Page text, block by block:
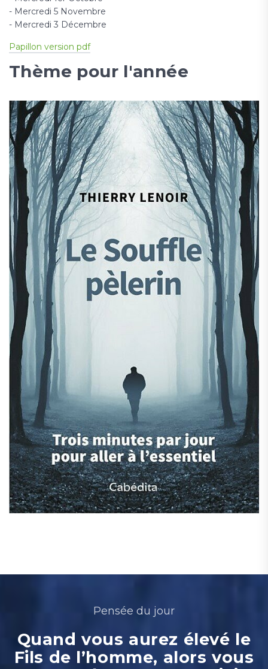
- Mercredi 5 Novembre
- Mercredi 3 Décembre
Papillon version pdf
Thème pour l'année
Pensée du jour
Quand vous aurez élevé le
Fils de l’homme, alors vous